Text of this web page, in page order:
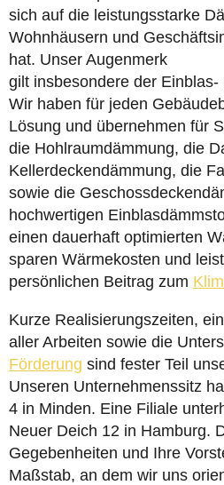
sich auf die leistungsstarke
Wohnhäusern und
hat. Unser Augenmerk
gilt insbesondere der
Wir haben für jeden
Lösung und übernehmen für
die Hohlraumdämmung, die
Kellerdeckendämmung, die
sowie die
hochwertigen
einen dauerhaft optimierten
sparen Wärmekosten und
persönlichen Beitrag zum
Kurze Realisierungszeiten,
aller Arbeiten sowie die
Förderung sind fester Teil
Unseren Unternehmenssitz
4 in Minden. Eine Filiale
Neuer Deich 12 in Hamburg.
Gegebenheiten und Ihre
Maßstab, an dem wir uns